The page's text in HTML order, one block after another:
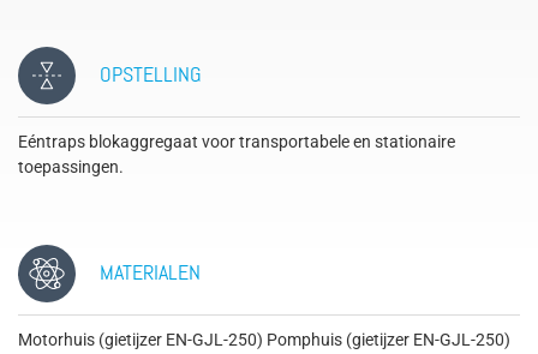
OPSTELLING
Eéntraps blokaggregaat voor transportabele en stationaire
toepassingen.
MATERIALEN
Motorhuis (gietijzer EN-GJL-250) Pomphuis (gietijzer EN-GJL-250)